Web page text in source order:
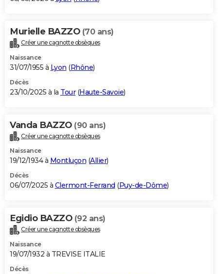
Murielle BAZZO (70 ans)
Créer une cagnotte obsèques
Naissance
31/07/1955 à Lyon (Rhône)
Décès
23/10/2025 à la Tour(Haute-Savoie)
Vanda BAZZO (90 ans)
Créer une cagnotte obsèques
Naissance
19/12/1934 à Montluçon (Allier)
Décès
06/07/2025 à Clermont-Ferrand (Puy-de-Dôme)
Egidio BAZZO (92 ans)
Créer une cagnotte obsèques
Naissance
19/07/1932 à TREVISE ITALIE
Décès